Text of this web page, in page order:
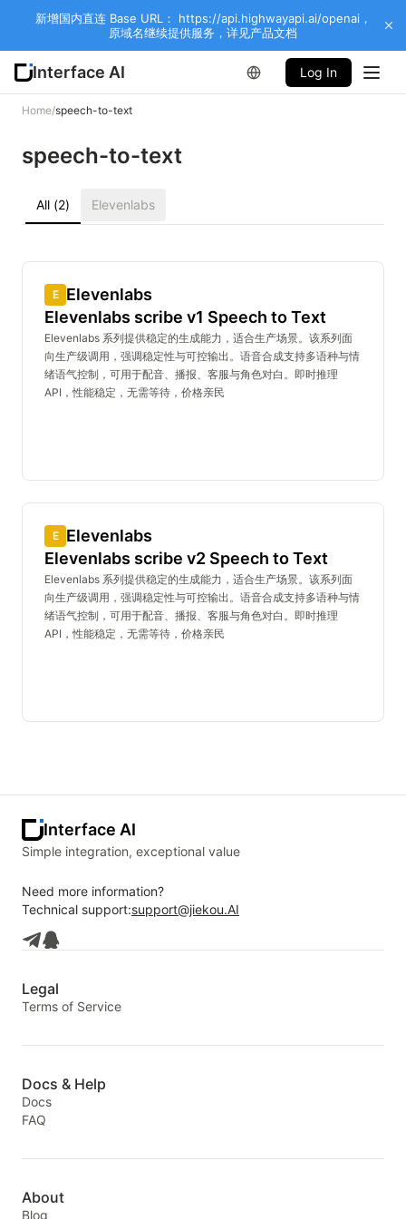
新增国内直连 Base URL： https://api.highwayapi.ai/openai，
原域名继续提供服务，详见产品文档
Interface AI Log In
Home/speech-to-text
speech-to-text
All (2) Elevenlabs
E
Elevenlabs
Elevenlabs scribe v1 Speech to Text
Elevenlabs 系列提供稳定的生成能力，适合生产场景。该系列面
向生产级调用，强调稳定性与可控输出。语音合成支持多语种与情
绪语气控制，可用于配音、播报、客服与角色对白。即时推理
API，性能稳定，无需等待，价格亲民
E
Elevenlabs
Elevenlabs scribe v2 Speech to Text
Elevenlabs 系列提供稳定的生成能力，适合生产场景。该系列面
向生产级调用，强调稳定性与可控输出。语音合成支持多语种与情
绪语气控制，可用于配音、播报、客服与角色对白。即时推理
API，性能稳定，无需等待，价格亲民
Interface AI
Simple integration, exceptional value
Need more information?
Technical support:support@jiekou.AI
Legal
Terms of Service
Docs & Help
Docs
FAQ
About
Blog